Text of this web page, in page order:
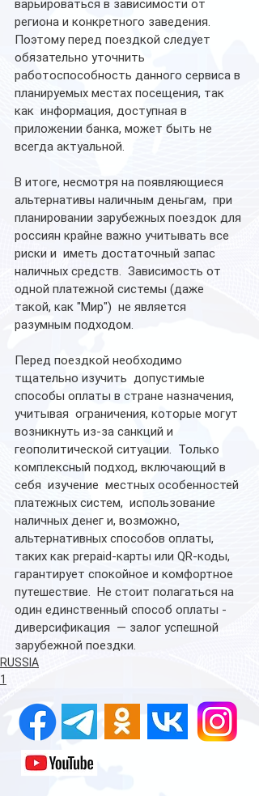
варьироваться в зависимости от
региона и конкретного заведения.
Поэтому перед поездкой следует
обязательно уточнить
работоспособность данного сервиса в
планируемых местах посещения, так
как  информация, доступная в
приложении банка, может быть не
всегда актуальной.
В итоге, несмотря на появляющиеся
альтернативы наличным деньгам,  при
планировании зарубежных поездок для
россиян крайне важно учитывать все
риски и  иметь достаточный запас
наличных средств.  Зависимость от
одной платежной системы (даже
такой, как "Мир")  не является
разумным подходом.
Перед поездкой необходимо
тщательно изучить  допустимые
способы оплаты в стране назначения,
учитывая  ограничения, которые могут
возникнуть из-за санкций и
геополитической ситуации.  Только
комплексный подход, включающий в
себя  изучение  местных особенностей
платежных систем,  использование
наличных денег и, возможно,
альтернативных способов оплаты,
таких как prepaid-карты или QR-коды,
гарантирует спокойное и комфортное
путешествие.  Не стоит полагаться на
один единственный способ оплаты -
диверсификация  — залог успешной
зарубежной поездки.
RUSSIA
1